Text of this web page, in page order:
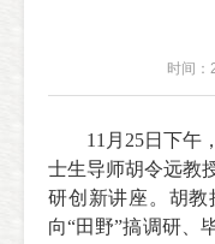
时间：
11 月 25日下午
士生导师胡令远教
研创新讲座。胡
向“田野”搞调研、